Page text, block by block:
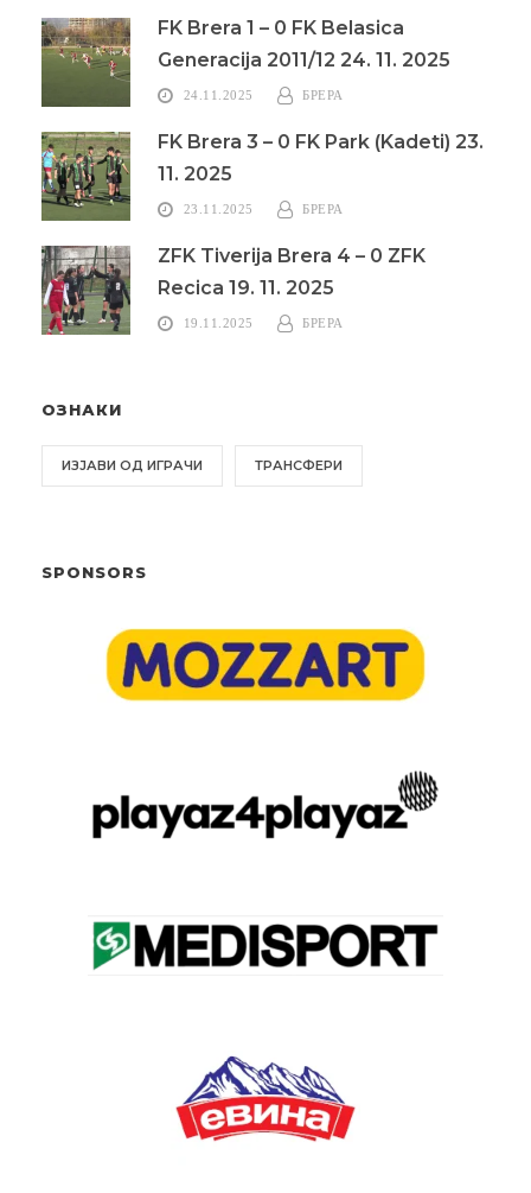
FK Brera 1 – 0 FK Belasica
Generacija 2011/12 24. 11. 2025
24.11.2025 БРЕРА
FK Brera 3 – 0 FK Park (Kadeti) 23.
11. 2025
23.11.2025 БРЕРА
ZFK Tiverija Brera 4 – 0 ZFK
Recica 19. 11. 2025
19.11.2025 БРЕРА
ОЗНАКИ
ИЗЈАВИ ОД ИГРАЧИ ТРАНСФЕРИ
SPONSORS